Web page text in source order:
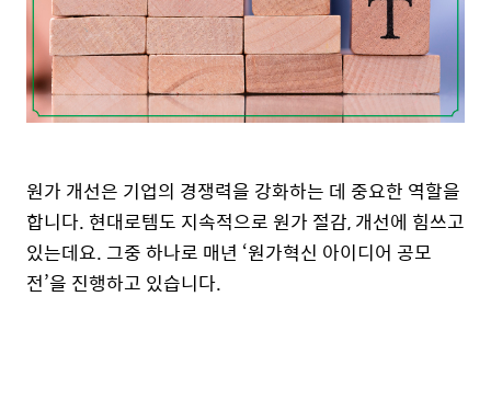
원가 개선은 기업의 경쟁력을 강화하는 데 중요한 역할을
합니다. 현대로템도 지속적으로 원가 절감, 개선에 힘쓰고
있는데요. 그중하나로 매년 ‘원가혁신 아이디어 공모
전’을 진행하고 있습니다.